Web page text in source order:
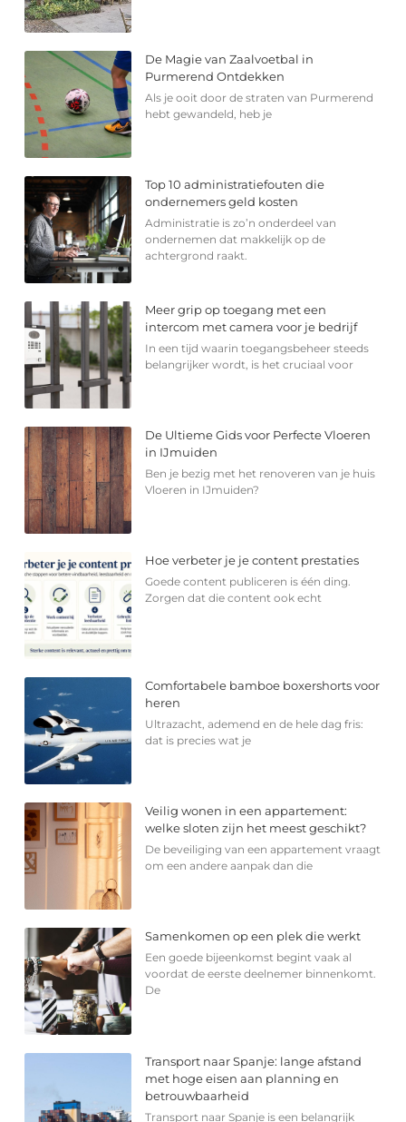
De Magie van Zaalvoetbal in
Purmerend Ontdekken
Als je ooit door de straten van Purmerend
hebt gewandeld, heb je
Top 10 administratiefouten die
ondernemers geld kosten
Administratie is zo’n onderdeel van
ondernemen dat makkelijk op de
achtergrond raakt.
Meer grip op toegang met een
intercom met camera voor je bedrijf
In een tijd waarin toegangsbeheer steeds
belangrijker wordt, is het cruciaal voor
De Ultieme Gids voor Perfecte Vloeren
in IJmuiden
Ben je bezig met het renoveren van je huis
Vloeren in IJmuiden?
Hoe verbeter je je content prestaties
Goede content publiceren is één ding.
Zorgen dat die content ook echt
Comfortabele bamboe boxershorts voor
heren
Ultrazacht, ademend en de hele dag fris:
dat is precies wat je
Veilig wonen in een appartement:
welke sloten zijn het meest geschikt?
De beveiliging van een appartement vraagt
om een andere aanpak dan die
Samenkomen op een plek die werkt
Een goede bijeenkomst begint vaak al
voordat de eerste deelnemer binnenkomt.
De
Transport naar Spanje: lange afstand
met hoge eisen aan planning en
betrouwbaarheid
Transport naar Spanje is een belangrijk